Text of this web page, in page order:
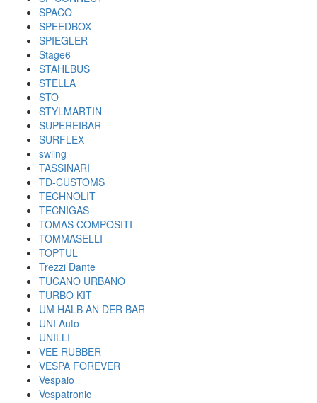
SPACO
SPEEDBOX
SPIEGLER
Stage6
STAHLBUS
STELLA
STO
STYLMARTIN
SUPEREIBAR
SURFLEX
swiing
TASSINARI
TD-CUSTOMS
TECHNOLIT
TECNIGAS
TOMAS COMPOSITI
TOMMASELLI
TOPTUL
Trezzi Dante
TUCANO URBANO
TURBO KIT
UM HALB AN DER BAR
UNI Auto
UNILLI
VEE RUBBER
VESPA FOREVER
Vespaio
Vespatronic